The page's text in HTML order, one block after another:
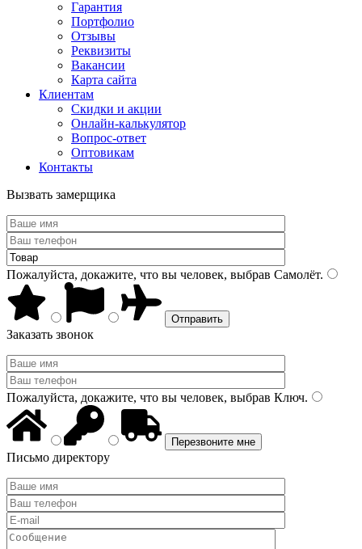
Гарантия
Портфолио
Отзывы
Реквизиты
Вакансии
Карта сайта
Клиентам
Скидки и акции
Онлайн-калькулятор
Вопрос-ответ
Оптовикам
Контакты
Вызвать замерщика
Пожалуйста, докажите, что вы человек, выбрав Самолёт.
Заказать звонок
Пожалуйста, докажите, что вы человек, выбрав Ключ.
Письмо директору